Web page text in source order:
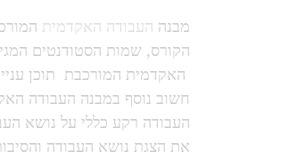
מבנה העבודה האקדמית
הקורס, שמות הסטודנטים
האקדמית המורכבת
תוכן
חשוב נוסף במבנה העבודה
העבודה רקע כללי על נושא
את הצגת נושא העבודה